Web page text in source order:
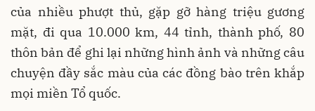
của nhiều phượt thủ, gặp gỡ hàng triệu gương
mặt, đi qua 10.000 km, 44 tỉnh, thành phố, 80
thôn bản để ghi lại những hình ảnh và những câu
chuyện đầy sắc màu của các đồng bào trên khắp
mọi miền Tổ quốc.